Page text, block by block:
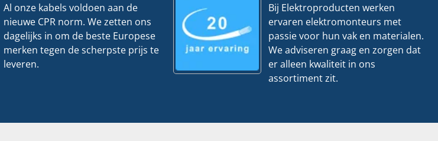
Al onze kabels voldoen aan de
nieuwe CPR norm. We zetten ons
dagelijks in om de beste Europese
merken tegen de scherpste prijs te
leveren.
Bij Elektroproducten werken
ervaren elektromonteurs met
passie voor hun vak en materialen.
We adviseren graag en zorgen dat
er alleen kwaliteit in ons
assortiment zit.